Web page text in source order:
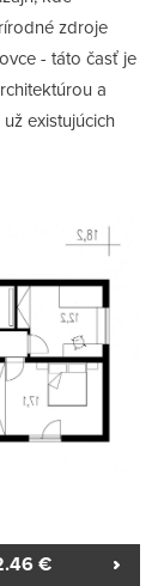
zdroje
- táto časť je
a
existujúcich
€